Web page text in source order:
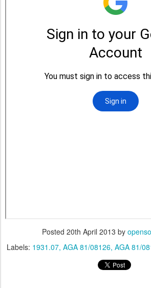
Posted 20th April 2013 by
Labels: 1931.07 AGA 81/08126 AGA 81/